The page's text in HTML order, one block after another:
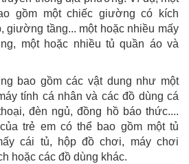
gồm một chiếc giường có kích
tầng... một hoặc nhiều mấy
một hoặc nhiều tủ quần áo và
bao gồm các vật dung như một
tính cá nhân và các đồ dùng cá
đèn ngủ, đồng hồ báo thức....
trẻ em có thể bao gồm một tủ
cái tủ, hộp đồ chơi, máy chơi
hoặc các đồ dùng khác.